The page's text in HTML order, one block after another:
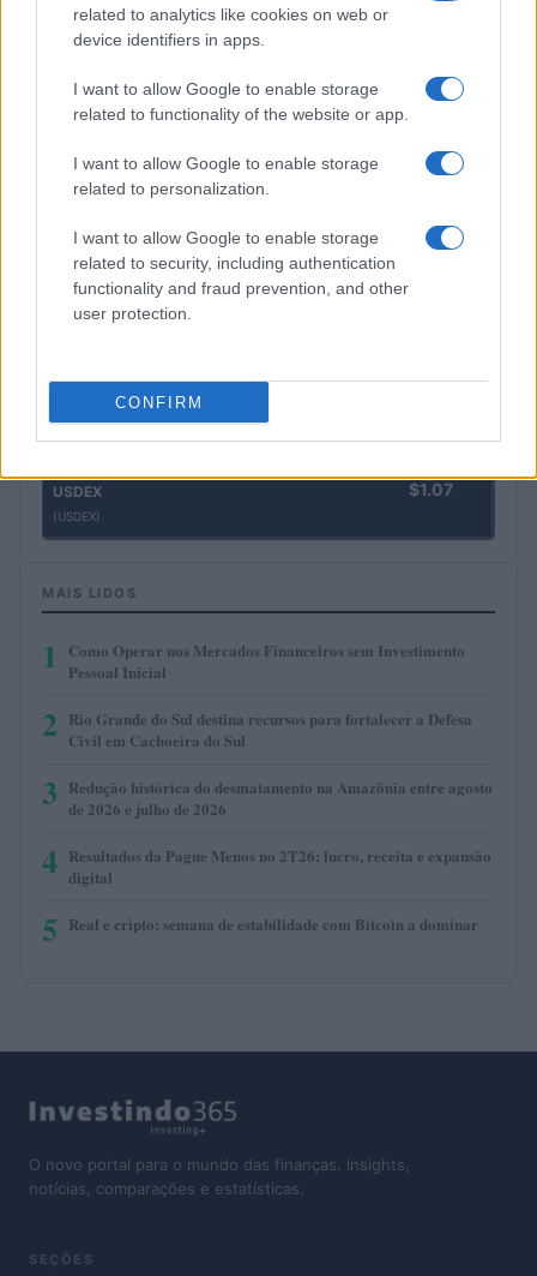
related to analytics like cookies on web or
device identifiers in apps.
I want to allow Google to enable storage
related to functionality of the website or app.
I want to allow Google to enable storage
related to personalization.
I want to allow Google to enable storage
related to security, including authentication
functionality and fraud prevention, and other
user protection.
CONFIRM
SyBTC
(SYBTC)
$85,763.00
Bitcoin $65,067.00
(ETH)
(KPK ETH YIELD)
$2,030.62
(USDT)
USDEX
(USDEX)
$1.07
MAIS LIDOS
1
Como Operar nos Mercados Financeiros sem Investimento
Pessoal Inicial
2 Rio Grande do Sul destina recursos para fortalecer a Defesa
Civil em Cachoeira do Sul
3 Redução histórica do desmatamento na Amazônia entre agosto
de 2026 e julho de 2026
4 Resultados da Pague Menos no 2T26: lucro, receita e expansão
digital
5 Real e cripto: semana de estabilidade com Bitcoin a dominar
O novo portal para o mundo das finanças. Insights,
notícias, comparações e estatísticas.
SEÇÕES